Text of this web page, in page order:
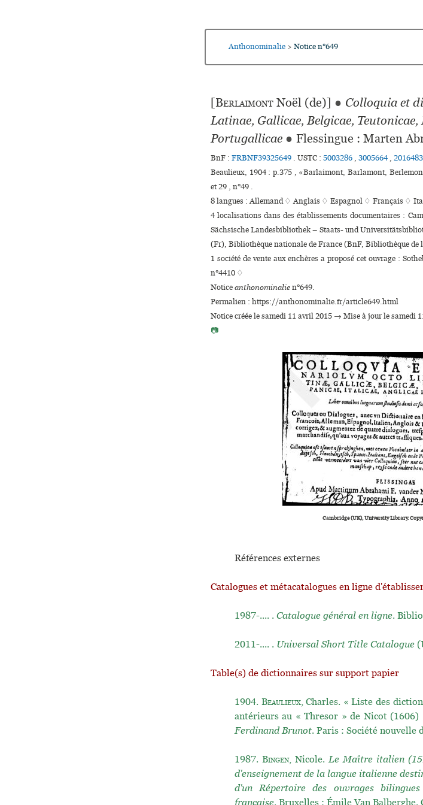
Anthonominalie > Notice n°649
[Berlaimont Noël (de)] ● Colloquia et
Latinae, Gallicae, Belgicae,
Portugallicae ● Flessingue : Marten
BnF : FRBNF39325649 . USTC : 5003286 , 3005664 , 2016483
Beaulieux, 1904 : p.375 , «Barlaimont, Barlamont,
et 29 , n°49 .
8 langues :Allemand ♢Anglais ♢ Espagnol ♢ Français ♢
4 localisations dans des établissements documentaires :
Sächsische Landesbibliothek – Staats- und
(Fr), Bibliothèque nationale de France (BnF, Bibliothèque de
1 société de vente aux enchères a proposé cet ouvrage :
n°4410 ♢
Noticeanthonominalien°649.
Permalien : https://anthonominalie.fr/article649.html
Notice créée le samedi 11 avril 2015 → Mise à jour le samedi
📷
Cambridge (UK), University Library.
Références externes
Catalogues et métacatalogues en ligne
1987-.... . Catalogue général en ligne.
2011-.... . Universal Short Title Catalogue
Table(s) de dictionnaires sur support papier
1904. Beaulieux, Charles. « Liste des
antérieurs au « Thresor » de Nicot
Ferdinand Brunot. Paris : Société nouvelle
1987. Bingen, Nicole.Le Maître italien
d'enseignement de la langue italienne
d'un Répertoire des ouvrages
française. Bruxelles : Émile Van Balberghe.